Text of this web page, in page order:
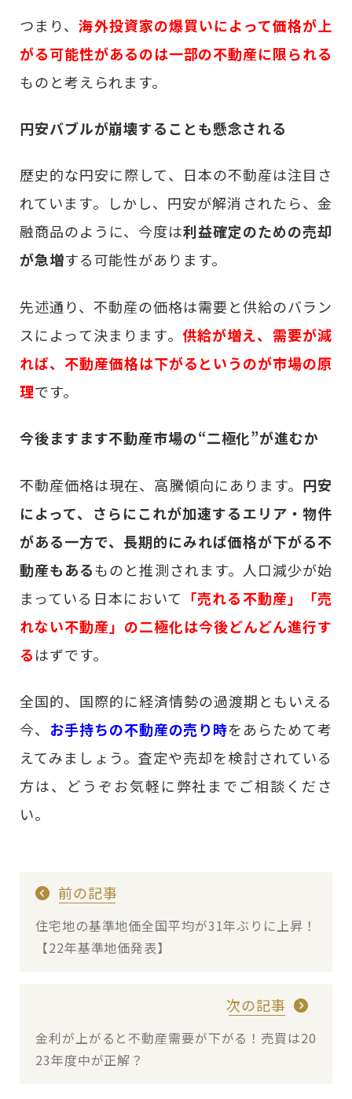
つまり、海外投資家の爆買いによって価格が上
がる可能性があるのは一部の不動産に限られる
ものと考えられます。
円安バブルが崩壊することも懸念される
歴史的な円安に際して、日本の不動産は注目さ
れています。しかし、円安が解消されたら、金
融商品のように、今度は利益確定のための売却
が急増する可能性があります。
先述通り、不動産の価格は需要と供給のバラン
スによって決まります。 供給が増え、需要が減
れば、不動産価格は下がるというのが市場の原
理です。
今後ますます不動産市場の“二極化”が進むか
不動産価格は現在、高騰傾向にあります。 円安
によって、さらにこれが加速するエリア・物件
がある一方で、長期的にみれば価格が下がる不
動産もあるものと推測されます。人口減少が始
まっている日本において 「売れる不動産」「売
れない不動産」の二極化は今後どんどん進行す
るはずです。
全国的、国際的に経済情勢の過渡期ともいえる
今、 お手持ちの不動産の売り時をあらためて考
えてみましょう。査定や売却を検討されている
方は、どうぞお気軽に弊社までご相談くださ
い。
前の記事
住宅地の基準地価全国平均が31年ぶりに上昇！
【22年基準地価発表】
次の記事
金利が上がると不動産需要が下がる！売買は20
23年度中が正解？